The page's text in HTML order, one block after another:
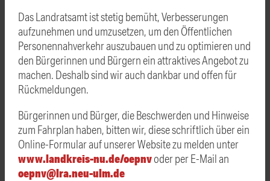
Das Landratsamt ist stetig bemüht, Verbesserungen
aufzunehmen und umzusetzen, um den Öffentlichen
Personennahverkehr auszubauen und zu optimieren und
den Bürgerinnen und Bürgern ein attraktives Angebot zu
machen. Deshalb sind wir auch dankbar und offen für
Rückmeldungen.
Bürgerinnen und Bürger, die Beschwerden und Hinweise
zum Fahrplan haben, bitten wir, diese schriftlich über ein
Online-Formular auf unserer Website zu melden unter
www.landkreis-nu.de/oepnvoder per E-Mail an
oepnv@lra.neu-ulm.de